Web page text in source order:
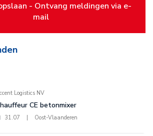
- Ontvang meldingen via e-
mail
Logistics NV
CE betonmixer
31.07 Oost-Vlaanderen